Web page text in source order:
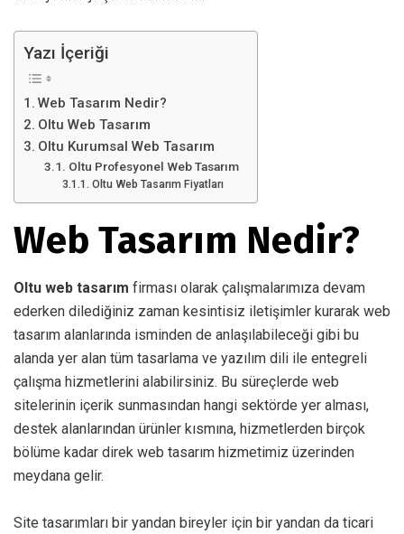
Yazı İçeriği
Web Tasarım Nedir?
Oltu Web Tasarım
Oltu Kurumsal Web Tasarım
Oltu Profesyonel Web Tasarım
Oltu Web Tasarım Fiyatları
Web Tasarım Nedir?
Oltu web tasarım firması olarak çalışmalarımıza devam
ederken dilediğiniz zaman kesintisiz iletişimler kurarak web
tasarım alanlarında isminden de anlaşılabileceği gibi bu
alanda yer alan tüm tasarlama ve yazılım dili ile entegreli
çalışma hizmetlerini alabilirsiniz. Bu süreçlerde web
sitelerinin içerik sunmasından hangi sektörde yer alması,
destek alanlarından ürünler kısmına, hizmetlerden birçok
bölüme kadar direk web tasarım hizmetimiz üzerinden
meydana gelir.
Site tasarımları bir yandan bireyler için bir yandan da ticari